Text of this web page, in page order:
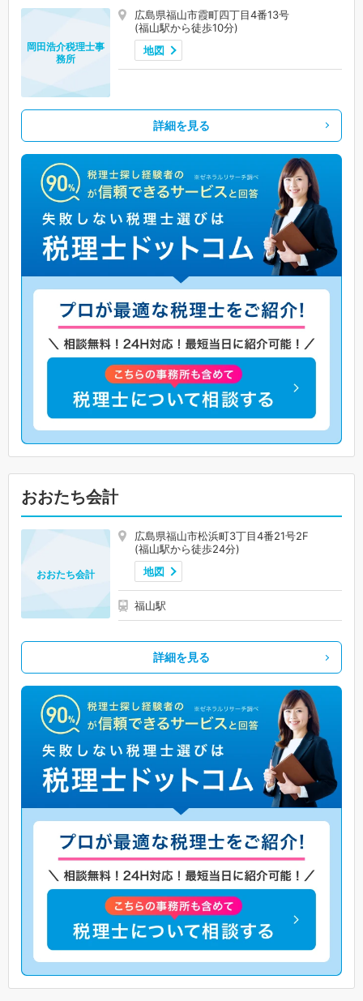
広島県福山市霞町四丁目4番13号
(福山駅から徒歩10分)
地図
岡田浩介税理士事
務所
詳細を見る
おおたち会計
広島県福山市松浜町3丁目4番21号2F
(福山駅から徒歩24分)
地図
福山駅
おおたち会計
詳細を見る